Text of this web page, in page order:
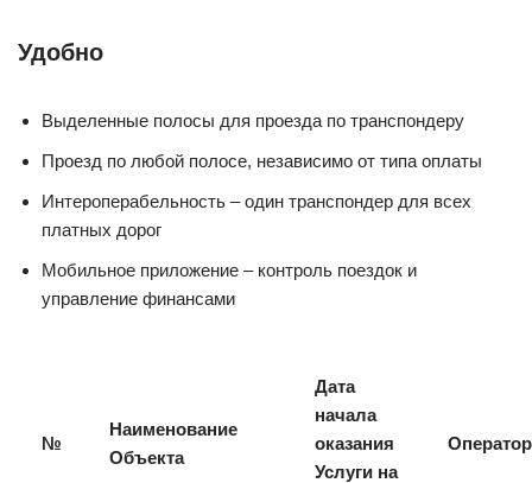
Удобно
Выделенные полосы для проезда по транспондеру
Проезд по любой полосе, независимо от типа оплаты
Интероперабельность – один транспондер для всех
платных дорог
Мобильное приложение – контроль поездок и
управление финансами
№
Наименование
Объекта
Дата
начала
оказания
Услуги на
Оператор